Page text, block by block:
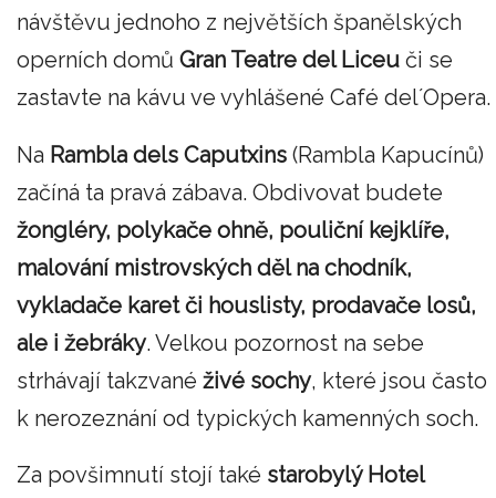
návštěvu jednoho z největších španělských
operních domů Gran Teatre del Liceu či se
zastavte na kávu ve vyhlášené Café del´Opera.
Na Rambla dels Caputxins (Rambla Kapucínů)
začíná ta pravá zábava. Obdivovat budete
žongléry, polykače ohně, pouliční kejklíře,
malování mistrovských děl na chodník,
vykladače karet či houslisty, prodavače losů,
ale i žebráky. Velkou pozornost na sebe
strhávají takzvané živé sochy, které jsou často
k nerozeznání od typických kamenných soch.
Za povšimnutí stojí také starobylý Hotel